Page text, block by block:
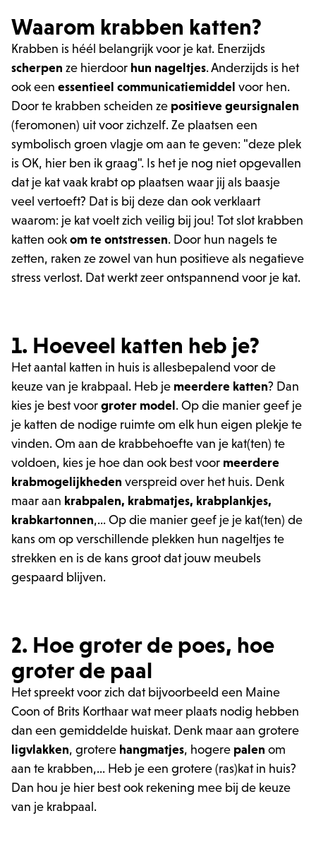
Waarom krabben katten?
Krabben is héél belangrijk voor je kat. Enerzijds
scherpen ze hierdoor hun nageltjes. Anderzijds is het
ook een essentieel communicatiemiddel voor hen.
Door te krabben scheiden ze positieve geursignalen
(feromonen) uit voor zichzelf. Ze plaatsen een
symbolisch groen vlagje om aan te geven: "deze plek
is OK, hier ben ik graag". Is het je nog niet opgevallen
dat je kat vaak krabt op plaatsen waar jij als baasje
veel vertoeft? Dat is bij deze dan ook verklaart
waarom: je kat voelt zich veilig bij jou! Tot slot krabben
katten ook om te ontstressen. Door hun nagels te
zetten, raken ze zowel van hun positieve als negatieve
stress verlost. Dat werkt zeer ontspannend voor je kat.
1. Hoeveel katten heb je?
Het aantal katten in huis is allesbepalend voor de
keuze van je krabpaal. Heb je meerdere katten? Dan
kies je best voor groter model . Op die manier geef je
je katten de nodige ruimte om elk hun eigen plekje te
vinden. Om aan de krabbehoefte van je kat(ten) te
voldoen, kies je hoe dan ook best voor meerdere
krabmogelijkheden verspreid over het huis. Denk
maar aan krabpalen, krabmatjes, krabplankjes,
krabkartonnen,... Op die manier geef je je kat(ten) de
kans om op verschillende plekken hun nageltjes te
strekken en is de kans groot dat jouw meubels
gespaard blijven.
2. Hoe groter de poes, hoe
groter de paal
Het spreekt voor zich dat bijvoorbeeld een Maine
Coon of Brits Korthaar wat meer plaats nodig hebben
dan een gemiddelde huiskat. Denk maar aan grotere
ligvlakken, grotere hangmatjes, hogere palen om
aan te krabben,... Heb je een grotere (ras)kat in huis?
Dan hou je hier best ook rekening mee bij de keuze
van je krabpaal.